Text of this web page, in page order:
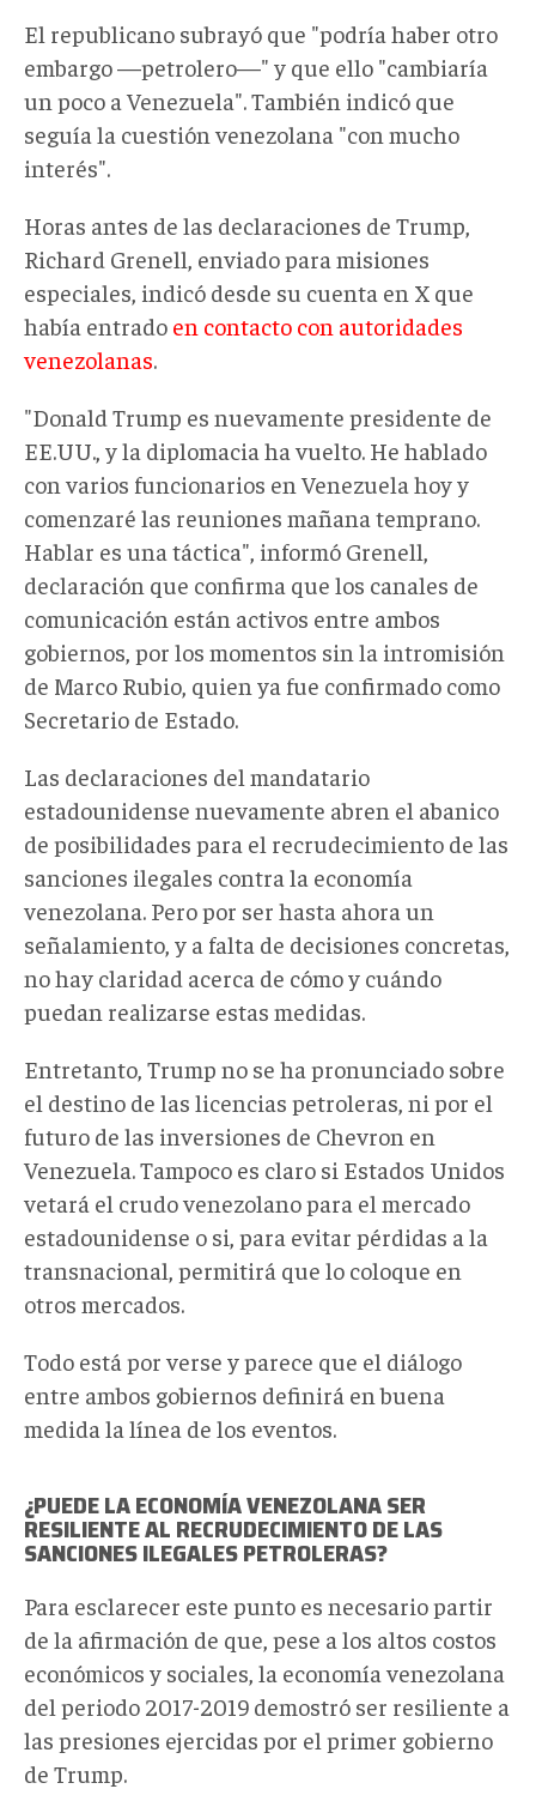
El republicano subrayó que "podría haber otro
embargo —petrolero—" y que ello "cambiaría
un poco a Venezuela". También indicó que
seguía la cuestión venezolana "con mucho
interés".
Horas antes de las declaraciones de Trump,
Richard Grenell, enviado para misiones
especiales, indicó desde su cuenta en X que
había entrado en contacto con autoridades
venezolanas.
"Donald Trump es nuevamente presidente de
EE.UU., y la diplomacia ha vuelto. He hablado
con varios funcionarios en Venezuela hoy y
comenzaré las reuniones mañana temprano.
Hablar es una táctica", informó Grenell,
declaración que confirma que los canales de
comunicación están activos entre ambos
gobiernos, por los momentos sin la intromisión
de Marco Rubio, quien ya fue confirmado como
Secretario de Estado.
Las declaraciones del mandatario
estadounidense nuevamente abren el abanico
de posibilidades para el recrudecimiento de las
sanciones ilegales contra la economía
venezolana. Pero por ser hasta ahora un
señalamiento, y a falta de decisiones concretas,
no hay claridad acerca de cómo y cuándo
puedan realizarse estas medidas.
Entretanto, Trump no se ha pronunciado sobre
el destino de las licencias petroleras, ni por el
futuro de las inversiones de Chevron en
Venezuela. Tampoco es claro si Estados Unidos
vetará el crudo venezolano para el mercado
estadounidense o si, para evitar pérdidas a la
transnacional, permitirá que lo coloque en
otros mercados.
Todo está por verse y parece que el diálogo
entre ambos gobiernos definirá en buena
medida la línea de los eventos.
¿PUEDE LA ECONOMÍA VENEZOLANA SER
RESILIENTE AL RECRUDECIMIENTO DE LAS
SANCIONES ILEGALES PETROLERAS?
Para esclarecer este punto es necesario partir
de la afirmación de que, pese a los altos costos
económicos y sociales, la economía venezolana
del periodo 2017-2019 demostró ser resiliente a
las presiones ejercidas por el primer gobierno
de Trump.